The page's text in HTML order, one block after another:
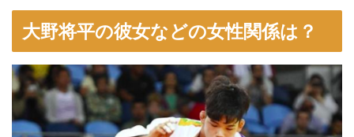
大野将平の彼女などの女性関係は？